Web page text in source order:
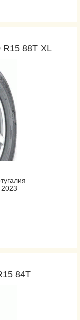
R15 88T XL
84T